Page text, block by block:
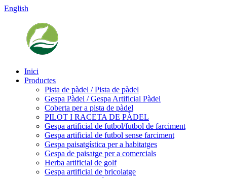
English
Inici
Productes
Pista de pàdel / Pista de pàdel
Gespa Pàdel / Gespa Artificial Pàdel
Coberta per a pista de pàdel
PILOT I RACETA DE PÀDEL
Gespa artificial de futbol/futbol de farciment
Gespa artificial de futbol sense farciment
Gespa paisatgística per a habitatges
Gespa de paisatge per a comercials
Herba artificial de golf
Gespa artificial de bricolatge